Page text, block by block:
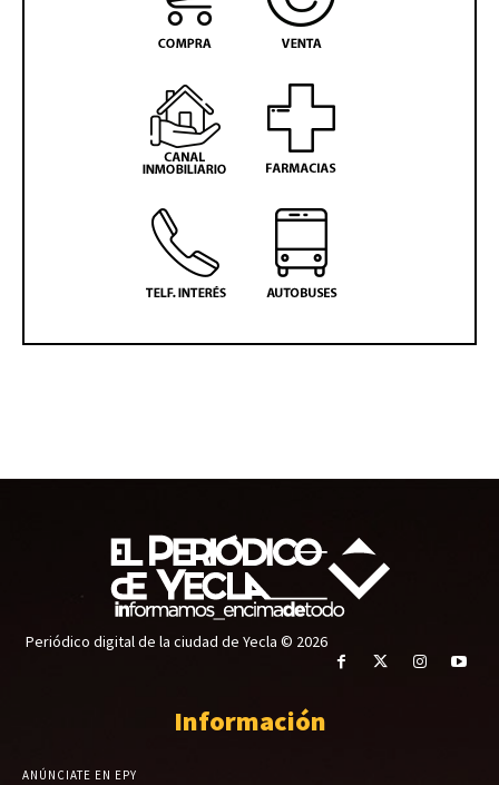
Periódico digital de la ciudad de Yecla © 2026
Información
ANÚNCIATE EN EPY